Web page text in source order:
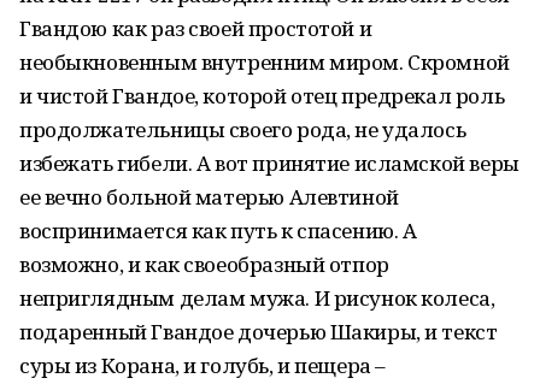
Гвандою как раз своей простотой и
необыкновенным внутренним миром. Скромной
и чистой Гвандое, которой отец предрекал роль
продолжательницы своего рода, не удалось
избежать гибели. А вот принятие исламской веры
ее вечно больной матерью Алевтиной
воспринимается как путь к спасению. А
возможно, и как своеобразный отпор
неприглядным делам мужа. И рисунок колеса,
подаренный Гвандое дочерью Шакиры, и текст
суры из Корана, и голубь, и пещера –